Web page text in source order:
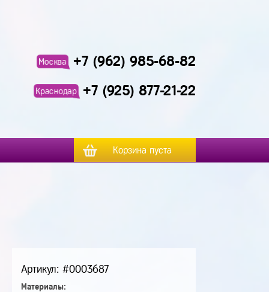
Москва +7 (962) 985-68-82
Краснодар +7 (925) 877-21-22
Корзина пуста
Артикул: #0003687
Материалы: